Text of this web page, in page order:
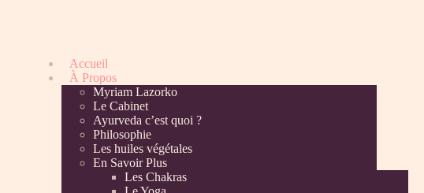
Accueil
À Propos
Myriam Lazorko
Le Cabinet
Ayurveda c’est quoi ?
Philosophie
Les huiles végétales
En Savoir Plus
Les Chakras